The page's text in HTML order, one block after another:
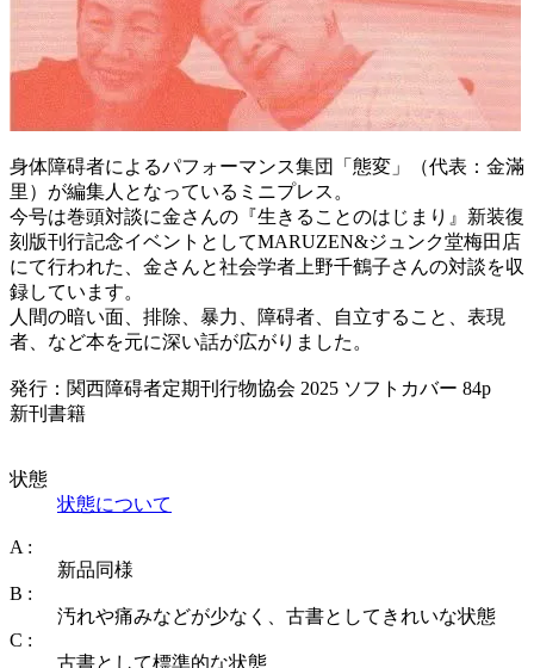
身体障碍者によるパフォーマンス集団「態変」（代表：金滿
里）が編集人となっているミニプレス。
今号は巻頭対談に金さんの『生きることのはじまり』新装復
刻版刊行記念イベントとしてMARUZEN&ジュンク堂梅田店
にて行われた、金さんと社会学者上野千鶴子さんの対談を収
録しています。
人間の暗い面、排除、暴力、障碍者、自立すること、表現
者、など本を元に深い話が広がりました。
発行：関西障碍者定期刊行物協会 2025 ソフトカバー 84p
新刊書籍
状態
状態について
A :
新品同様
B :
汚れや痛みなどが少なく、古書としてきれいな状態
C :
古書として標準的な状態